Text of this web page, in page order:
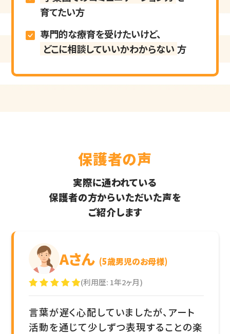
育てたい方
専門的な療育を受けたいけど、
どこに相談していいかわからない 方
保護者の声
実際に通われている
保護者の方からいただいた声を
ご紹介します
Aさん (5歳男児のお母様)
(利用歴: 1年2ヶ月)
言葉が遅く心配していましたが、アート
活動を通じて少しずつ表現することの楽